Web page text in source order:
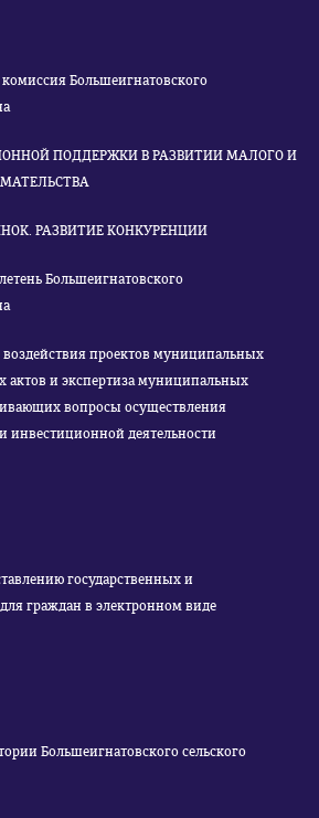
Большеигнатовского
ПОДДЕРЖКИ В РАЗВИТИИ МАЛОГО И
РАЗВИТИЕ КОНКУРЕНЦИИ
Большеигнатовского
проектов муниципальных
и экспертиза муниципальных
вопросы осуществления
инвестиционной деятельности
государственных и
граждан в электронном виде
Большеигнатовского сельского